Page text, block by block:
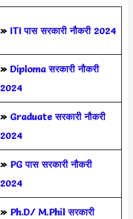
» ITI पास सरकारी नौकरी 2024
» Diploma सरकारी नौकरी
2024
» Graduate सरकारी नौकरी
2024
» PG पास सरकारी नौकरी
2024
» Ph.D/ M.Phil सरकारी